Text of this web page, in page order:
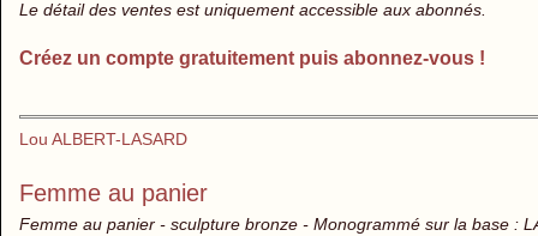
Le détail des ventes est uniquement accessible aux abonnés.
Créez un compte gratuitement puis abonnez-vous !
Lou ALBERT-LASARD
Femme au panier
Femme au panier - sculpture bronze - Monogrammé sur la base :